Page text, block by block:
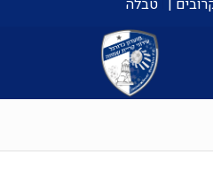
| טבלה